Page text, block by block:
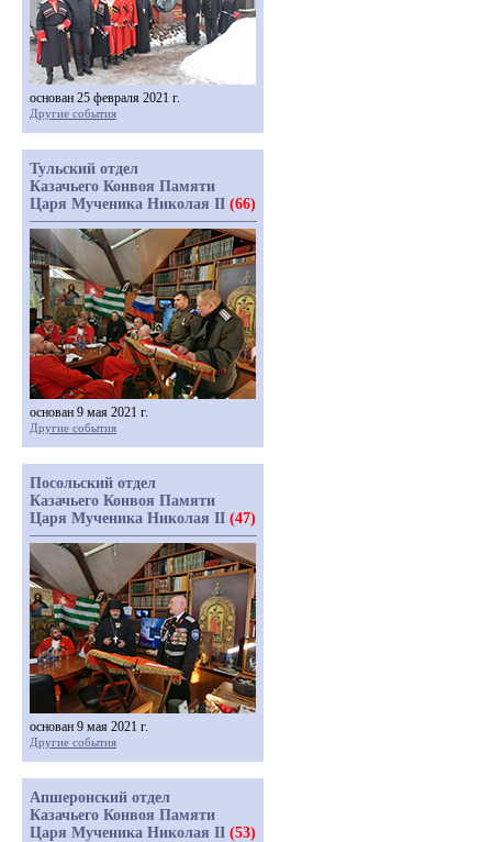
основан 25 февраля 2021 г.
Другие события
Тульский отдел
Казачьего Конвоя Памяти
Царя Мученика Николая II (66)
основан 9 мая 2021 г.
Другие события
Посольский отдел
Казачьего Конвоя Памяти
Царя Мученика Николая II (47)
основан 9 мая 2021 г.
Другие события
Апшеронский отдел
Казачьего Конвоя Памяти
Царя Мученика Николая II (53)